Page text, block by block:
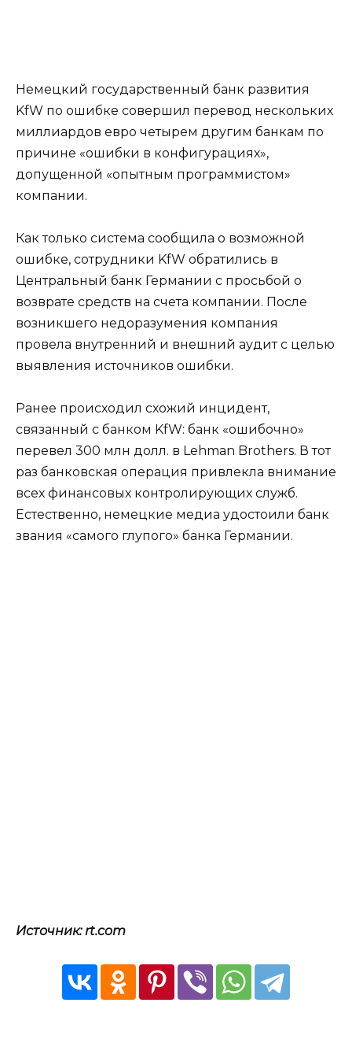
Немецкий государственный банк развития
KfW по ошибке совершил перевод нескольких
миллиардов евро четырем другим банкам по
причине «ошибки в конфигурациях»,
допущенной «опытным программистом»
компании.
Как только система сообщила о возможной
ошибке, сотрудники KfW обратились в
Центральный банк Германии с просьбой о
возврате средств на счета компании. После
возникшего недоразумения компания
провела внутренний и внешний аудит с целью
выявления источников ошибки.
Ранее происходил схожий инцидент,
связанный с банком KfW: банк «ошибочно»
перевел 300 млн долл. в Lehman Brothers. В тот
раз банковская операция привлекла внимание
всех финансовых контролирующих служб.
Естественно, немецкие медиа удостоили банк
звания «самого глупого» банка Германии.
Источник: rt.com